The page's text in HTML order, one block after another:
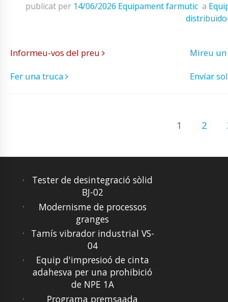
publicat per 14/06/2026 Equipament farmutic a
Informeu-vos del preu
Mireu
Fer una truca
Envíar
1 2
Tester de desintegració sòlid
BJ-02
Modernisme de processos
granges
Tamís vibrador industrial VS-
04
Equip d'impresioó de cinta
adahesva per una prohibició
de NPE 1A
Programa premsaada